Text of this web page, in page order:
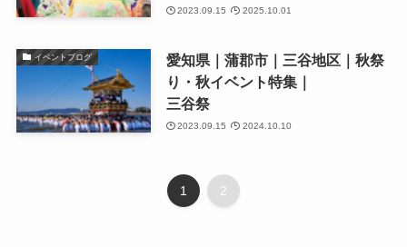
2023.09.15 2025.10.01
イベントブログ
愛知県｜蒲郡市｜三谷地区｜秋祭
り・秋イベント特集｜
三谷祭
2023.09.15 2024.10.10
1 2